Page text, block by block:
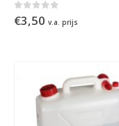
0out of 5
€3,50 v.a. prijs